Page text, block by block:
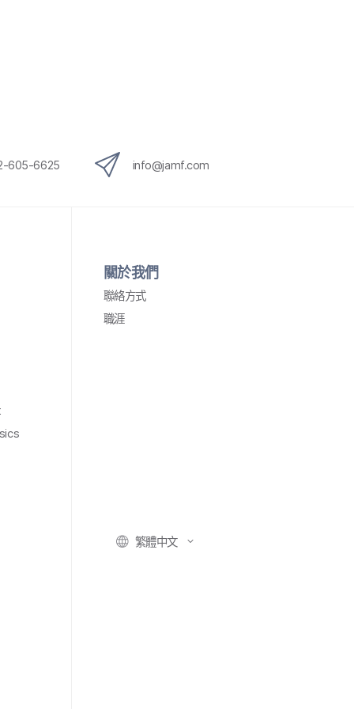
605-6625 info@jamf.com
關於​我們
聯絡​方式
職涯
繁體​中文